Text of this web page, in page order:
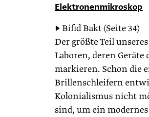
Elektronenmikroskop
▶ Bifid Bakt (Seite 34)
Der größte Teil
Laboren, deren
markieren. Schon die
Brillenschleifern
Kolonialismus nicht
sind, um ein